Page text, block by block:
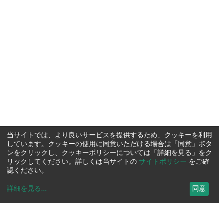
当サイトでは、より良いサービスを提供するため、クッキーを利用
しています。クッキーの使用に同意いただける場合は「同意」ボタ
ンをクリックし、クッキーポリシーについては「詳細を見る」をク
リックしてください。詳しくは当サイトの サイトポリシー をご確
認ください。
詳細を見る ... 同意